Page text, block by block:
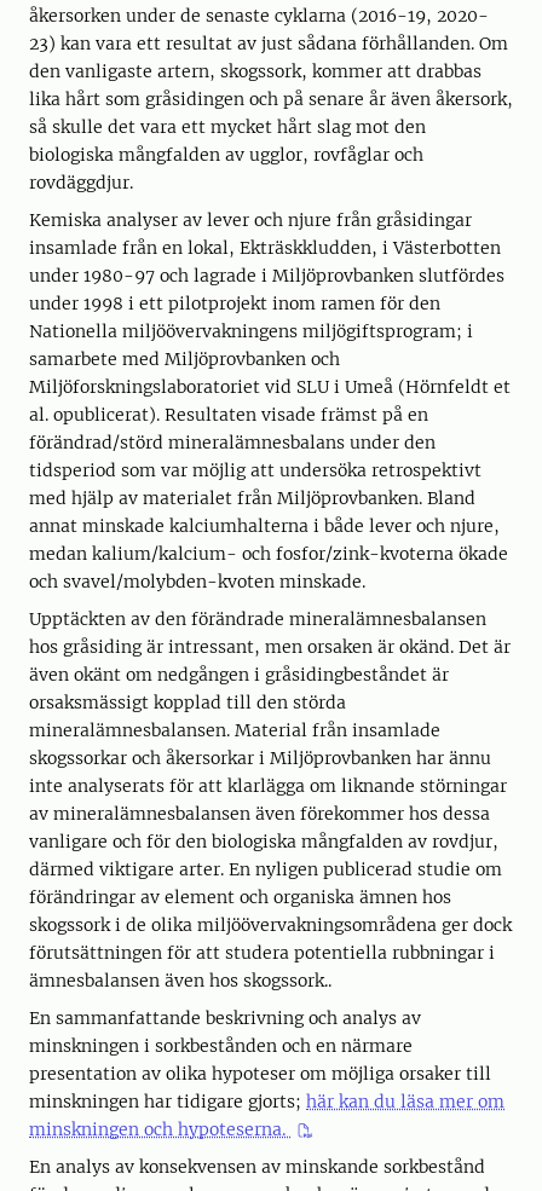
åkersorken under de senaste cyklarna (2016-19, 2020-
23) kan vara ett resultat av just sådana förhållanden. Om
den vanligaste artern, skogssork, kommer att drabbas
lika hårt som gråsidingen och på senare år även åkersork,
så skulle det vara ett mycket hårt slag mot den
biologiska mångfalden av ugglor, rovfåglar och
rovdäggdjur.
Kemiska analyser av lever och njure från gråsidingar
insamlade från en lokal, Ekträskkludden, i Västerbotten
under 1980-97 och lagrade i Miljöprovbanken slutfördes
under 1998 i ett pilotprojekt inom ramen för den
Nationella miljöövervakningens miljögiftsprogram; i
samarbete med Miljöprovbanken och
Miljöforskningslaboratoriet vid SLU i Umeå (Hörnfeldt et
al. opublicerat). Resultaten visade främst på en
förändrad/störd mineralämnesbalans under den
tidsperiod som var möjlig att undersöka retrospektivt
med hjälp av materialet från Miljöprovbanken. Bland
annat minskade kalciumhalterna i både lever och njure,
medan kalium/kalcium- och fosfor/zink-kvoterna ökade
och svavel/molybden-kvoten minskade.
Upptäckten av den förändrade mineralämnesbalansen
hos gråsiding är intressant, men orsaken är okänd. Det är
även okänt om nedgången i gråsidingbeståndet är
orsaksmässigt kopplad till den störda
mineralämnesbalansen. Material från insamlade
skogssorkar och åkersorkar i Miljöprovbanken har ännu
inte analyserats för att klarlägga om liknande störningar
av mineralämnesbalansen även förekommer hos dessa
vanligare och för den biologiska mångfalden av rovdjur,
därmed viktigare arter. En nyligen publicerad studie om
förändringar av element och organiska ämnen hos
skogssork i de olika miljöövervakningsområdena ger dock
förutsättningen för att studera potentiella rubbningar i
ämnesbalansen även hos skogssork..
En sammanfattande beskrivning och analys av
minskningen i sorkbestånden och en närmare
presentation av olika hypoteser om möjliga orsaker till
minskningen har tidigare gjorts; här kan du läsa mer om
minskningen och hypoteserna.
En analys av konsekvensen av minskande sorkbestånd